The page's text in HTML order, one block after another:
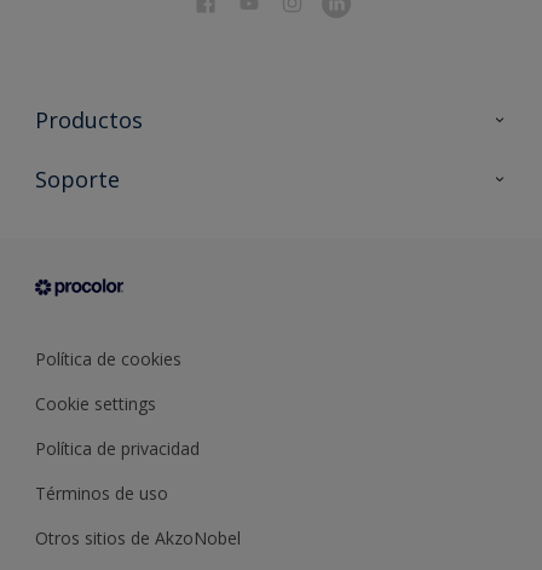
Productos
Todos los productos
Condiciones generales de venta
Soporte
Sobre Procolor
Política de cookies
Cookie settings
Política de privacidad
Términos de uso
Otros sitios de AkzoNobel